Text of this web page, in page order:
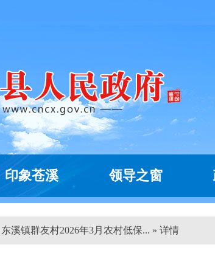
印象苍溪 领导之窗
东溪镇群友村2026年3月农村低保... » 详情